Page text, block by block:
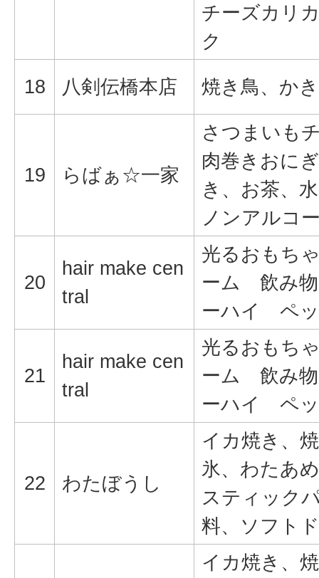
チーズカリ
ク
18 八剣伝橋本店 焼き鳥、か
19 らばぁ☆一家
さつまいも
肉巻きおに
き、お茶、
ノンアルコ
20
hair make cen
tral
光るおもち
ーム 飲み
ーハイ ペ
21
hair make cen
tral
光るおもち
ーム 飲み
ーハイ ペ
22 わたぼうし
イカ焼き、
氷、わたあ
スティック
料、ソフト
イカ焼き、